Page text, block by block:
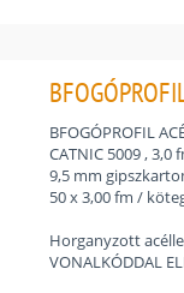
BFOGÓPROFIL
CATNIC 5009 , 3,0
9,5 mm
50 x 3,00 fm /
Horganyzott
VONALKÓDDAL